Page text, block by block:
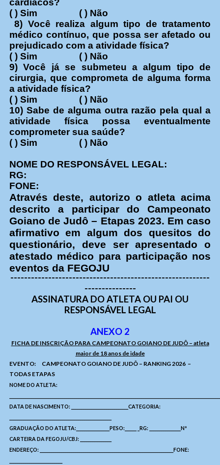
cardíacos?
( ) Sim ( ) Não
8) Você realiza algum tipo de tratamento
médico contínuo, que possa ser afetado ou
prejudicado com a atividade física?
( ) Sim ( ) Não
9) Você já se submeteu a algum tipo de
cirurgia, que comprometa de alguma forma
a atividade física?
( ) Sim ( ) Não
10) Sabe de alguma outra razão pela qual a
atividade física possa eventualmente
comprometer sua saúde?
( ) Sim ( ) Não
NOME DO RESPONSÁVEL LEGAL:
RG:
FONE:
Através deste, autorizo o atleta acima
descrito a participar do Campeonato
Goiano de Judô – Etapas 2023. Em caso
afirmativo em algum dos quesitos do
questionário, deve ser apresentado o
atestado médico para participação nos
eventos da FEGOJU
----------------------------------------------------------
---------------
ASSINATURA DO ATLETA OU PAI OU
RESPONSÁVEL LEGAL
ANEXO 2
FICHA DE INSCRIÇÃO PARA CAMPEONATO GOIANO DE JUDÔ – atleta
maior de 18 anos de idade
EVENTO: CAMPEONATO GOIANO DE JUDÔ – RANKING 2026 –
TODAS ETAPAS
NOME DO ATLETA:
DATA DE NASCIMENTO: _____________________________CATEGORIA:
GRADUAÇÃO DO ATLETA:_________________PESO:______ _RG: ________________Nº
CARTEIRA DA FEGOJU/CBJ: ________________
ENDEREÇO: ____________________________________________________________________FONE: